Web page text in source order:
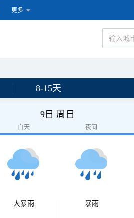
更多
8-15天
9日 周日
白天 夜间
大暴雨 暴雨